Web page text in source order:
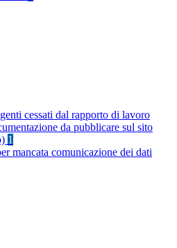
cessati dal rapporto di lavoro
da pubblicare sul sito
1
mancata comunicazione dei dati